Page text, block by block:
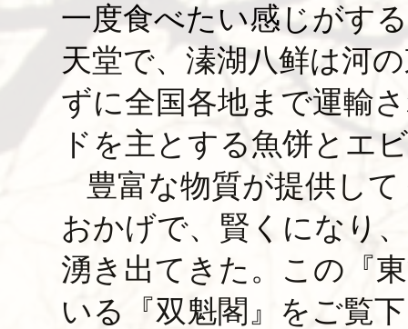
一度食べたい感じがす
天堂で、溱湖八鲜は河
ずに全国各地まで運輸
ドを主とする魚饼とエ
豊富な物質が提供し
おかげで、賢くになり
湧き出てきた。この『
いる『双魁閣』をご覧